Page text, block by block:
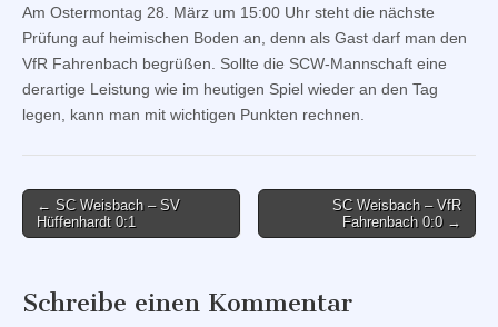
Am Ostermontag 28. März um 15:00 Uhr steht die nächste
Prüfung auf heimischen Boden an, denn als Gast darf man den
VfR Fahrenbach begrüßen. Sollte die SCW-Mannschaft eine
derartige Leistung wie im heutigen Spiel wieder an den Tag
legen, kann man mit wichtigen Punkten rechnen.
Post
navigation
← SC Weisbach – SV
Hüffenhardt 0:1
SC Weisbach – VfR
Fahrenbach 0:0 →
Schreibe einen Kommentar